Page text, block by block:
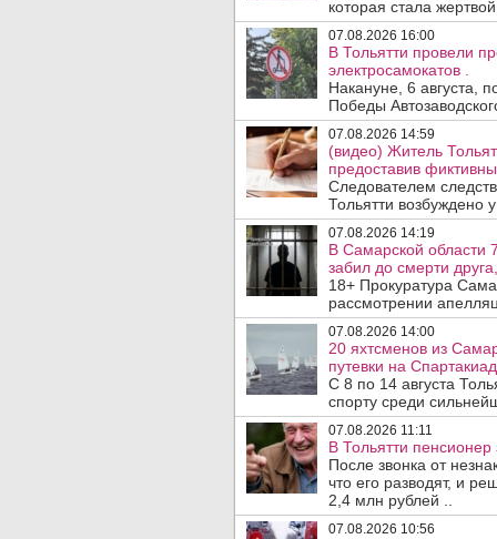
которая стала
07.08.2026 16:00
В Тольятти провели
электросамокатов .
Накануне, 6 августа,
Победы
07.08.2026 14:59
(видео) Житель
предоставив
Следователем
Тольятти возбуждено
07.08.2026 14:19
В Самарской области
забил до смерти
18+ Прокуратура
рассмотрении
07.08.2026 14:00
20 яхтсменов из
путевки на
С 8 по 14 августа
спорту среди
07.08.2026 11:11
В Тольятти
После звонка от
что его разводят, и
2,4 млн рублей ..
07.08.2026 10:56